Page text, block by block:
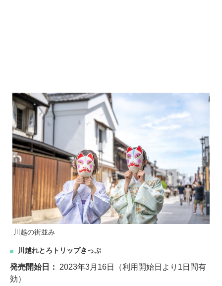
川越の街並み
川越れとろトリップきっぷ
発売開始日： 2023年3月16日（利用開始日より1日間有
効）